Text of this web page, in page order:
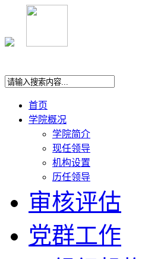
首页
学院概况
学院简介
现任领导
机构设置
历任领导
审核评估
党群工作